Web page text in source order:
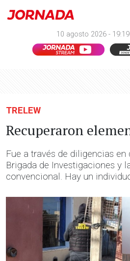
10 agosto 2026 -
TRELEW
Recuperaron
Fue a través de diligencias
Brigada de Investigaciones y
convencional. Hay un